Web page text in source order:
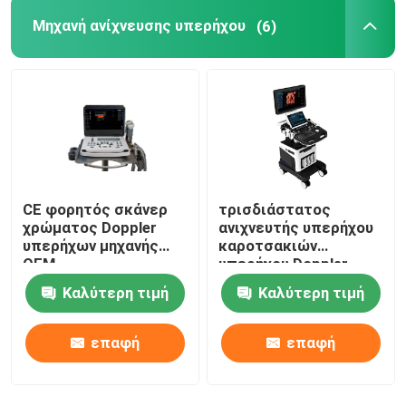
Ψηφιακό θερμόμετρο θερμοκρασίας
φορητή nebulizer μηχανή
Μηχανή ανίχνευσης υπερήχου (6)
CE φορητός σκάνερ
χρώματος Doppler
υπερήχων μηχανής
OEM
Καλύτερη τιμή
επαφή
τρισδιάστατος
ανιχνευτής υπερήχου
καροτσακιών
υπερήχου Doppler
χρώματος 4D 5D για
OB GYNΚαλύτερη τιμή
επαφή